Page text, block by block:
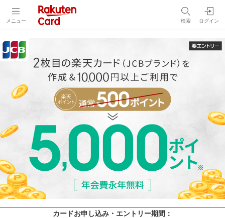
メニュー 検索 ログイン
カードお申し込み・エントリー期間：